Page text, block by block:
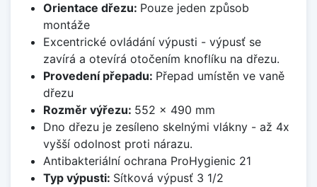
Orientace dřezu: Pouze jeden způsob
montáže
Excentrické ovládání výpusti - výpusť se
zavírá a otevírá otočením knoflíku na dřezu.
Provedení přepadu: Přepad umístěn ve vaně
dřezu
Rozměr výřezu: 552 x 490 mm
Dno dřezu je zesíleno skelnými vlákny - až 4x
vyšší odolnost proti nárazu.
Antibakteriální ochrana ProHygienic 21
Typ výpusti: Sítková výpusť 3 1/2